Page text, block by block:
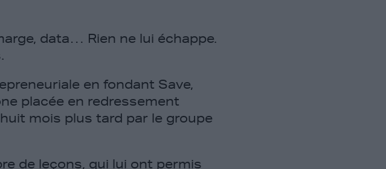
data… Rien ne lui échappe.
en fondant Save,
placée en redressement
mois plus tard par le groupe
de leçons, qui lui ont permis